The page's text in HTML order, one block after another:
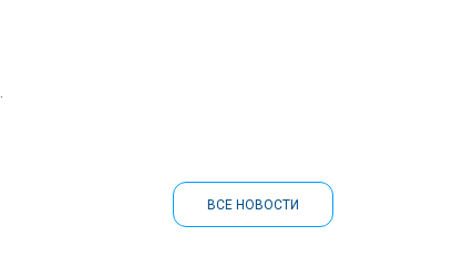
ВСЕ НОВОСТИ